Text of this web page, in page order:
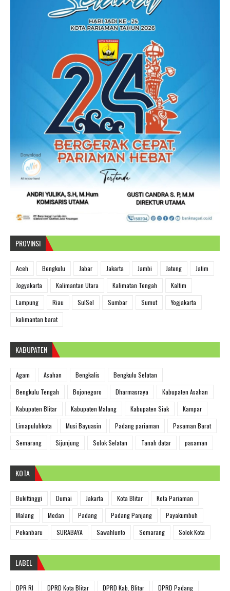
PROVINSI
Aceh Bengkulu Jabar Jakarta Jambi Jateng
Jatim
Jogyakarta
Kalimantan Utara Kalimatan Tengah
Kaltim
Lampung
Riau SulSel Sumbar Sumut
Yogjakarta
kalimantan barat
KABUPATEN
Agam Asahan Bengkalis
Bengkulu Selatan
Bengkulu Tengah
Bojonegoro Dharmasraya
Kabupaten Asahan
Kabupaten Blitar
Kabupaten Malang Kabupaten Siak
Kampar
Limapuluhkota
Musi Bayuasin Padang pariaman
Pasaman Barat
Semarang
Sijunjung Solok Selatan Tanah datar pasaman
KOTA
Bukittinggi Dumai Jakarta Kota Blitar
Kota Pariaman
Malang
Medan Padang Padang Panjang
Payakumbuh
Pekanbaru
SURABAYA Sawahlunto Semarang Solok Kota
LABEL
DPR RI DPRD Kota Blitar DPRD Kab. Blitar DPRD Padang